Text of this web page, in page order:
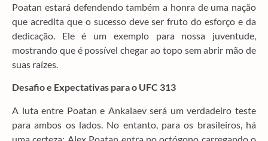
Poatan estará defendendo também a honra de uma nação
que acredita que o sucesso deve ser fruto do esforço e da
dedicação. Ele é um exemplo para nossa juventude,
mostrando que é possível chegar ao topo sem abrir mão de
suas raízes.
Desafio e Expectativas para o UFC 313
A luta entre Poatan e Ankalaev será um verdadeiro teste
para ambos os lados. No entanto, para os brasileiros, há